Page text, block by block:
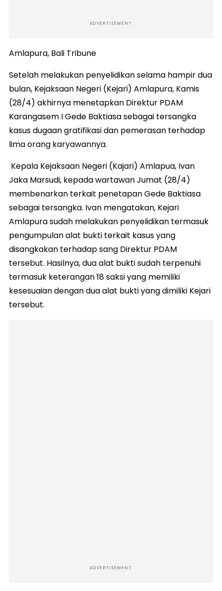
ADVERTISEMENT
Amlapura, Bali Tribune
Setelah melakukan penyelidikan selama hampir dua
bulan, Kejaksaan Negeri (Kejari) Amlapura, Kamis
(28/4) akhirnya menetapkan Direktur PDAM
Karangasem I Gede Baktiasa sebagai tersangka
kasus dugaan gratifikasi dan pemerasan terhadap
lima orang karyawannya.
Kepala Kejaksaan Negeri (Kajari) Amlapua, Ivan
Jaka Marsudi, kepada wartawan Jumat (28/4)
membenarkan terkait penetapan Gede Baktiasa
sebagai tersangka. Ivan mengatakan, Kejari
Amlapura sudah melakukan penyelidikan termasuk
pengumpulan alat bukti terkait kasus yang
disangkakan terhadap sang Direktur PDAM
tersebut. Hasilnya, dua alat bukti sudah terpenuhi
termasuk keterangan 18 saksi yang memiliki
kesesuaian dengan dua alat bukti yang dimiliki Kejari
tersebut.
ADVERTISEMENT